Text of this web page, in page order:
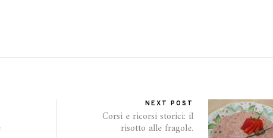
NEXT POST
Corsi e ricorsi storici: il
risotto alle fragole.